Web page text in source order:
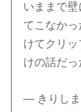
いままで
てこなか
けてクリ
けの話だっ
— きりしま